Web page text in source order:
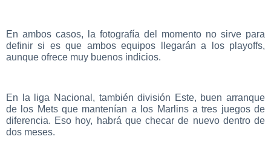
En ambos casos, la fotografía del momento no sirve para
definir si es que ambos equipos llegarán a los playoffs,
aunque ofrece muy buenos indicios.
En la liga Nacional, también división Este, buen arranque
de los Mets que mantenían a los Marlins a tres juegos de
diferencia. Eso hoy, habrá que checar de nuevo dentro de
dos meses.